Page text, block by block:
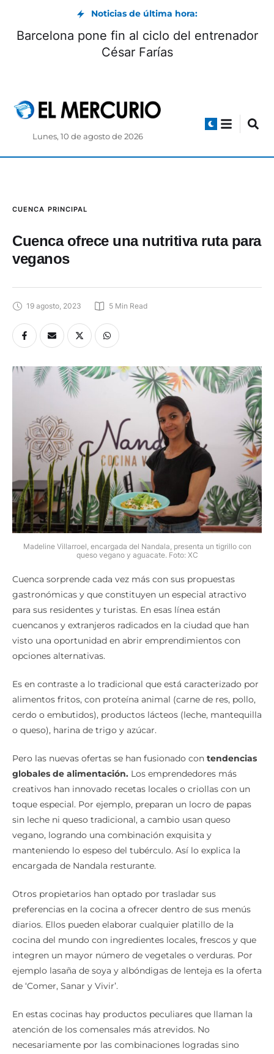
Noticias de última hora:
despide al padre Ángel
sirvió en Cuenca
Barcelona pone
Lunes, 10 de agosto de 2026
CUENCA PRINCIPAL
Cuenca ofrece una nutritiva ruta para
veganos
19 agosto, 2023 5 Min Read
Madeline Villarroel, encargada del Nandala, presenta un tigrillo con
queso vegano y aguacate. Foto: XC
Cuenca sorprende cada vez más con sus propuestas
gastronómicas y que constituyen un especial atractivo
para sus residentes y turistas. En esas línea están
cuencanos y extranjeros radicados en la ciudad que han
visto una oportunidad en abrir emprendimientos con
opciones alternativas.
Es en contraste a lo tradicional que está caracterizado por
alimentos fritos, con proteína animal (carne de res, pollo,
cerdo o embutidos), productos lácteos (leche, mantequilla
o queso), harina de trigo y azúcar.
Pero las nuevas ofertas se han fusionado con tendencias
globales de alimentación. Los emprendedores más
creativos han innovado recetas locales o criollas con un
toque especial. Por ejemplo, preparan un locro de papas
sin leche ni queso tradicional, a cambio usan queso
vegano, logrando una combinación exquisita y
manteniendo lo espeso del tubérculo. Así lo explica la
encargada de Nandala resturante.
Otros propietarios han optado por trasladar sus
preferencias en la cocina a ofrecer dentro de sus menús
diarios. Ellos pueden elaborar cualquier platillo de la
cocina del mundo con ingredientes locales, frescos y que
integren un mayor número de vegetales o verduras. Por
ejemplo lasaña de soya y albóndigas de lenteja es la oferta
de ‘Comer, Sanar y Vivir’.
En estas cocinas hay productos peculiares que llaman la
atención de los comensales más atrevidos. No
necesariamente por las combinaciones logradas sino